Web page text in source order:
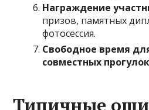
Награждение
призов, памятных
фотосессия.
Свободное время
совместных
Типичные